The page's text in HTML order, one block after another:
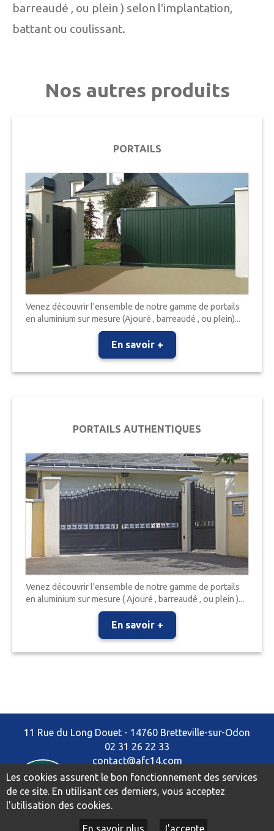
barreaudé , ou plein ) selon l'implantation,
battant ou coulissant.
Nos autres produits
PORTAILS
Venez découvrir l'ensemble de notre gamme de portails
en aluminium sur mesure (Ajouré , barreaudé , ou plein)...
En savoir +
PORTAILS AUTHENTIQUES
Venez découvrir l'ensemble de notre gamme de portails
en aluminium sur mesure ( Ajouré , barreaudé , ou plein )...
En savoir +
11 Rue du Long Douet - 14760 Bretteville-sur-Odon
02 31 26 22 33
contact@afc14.com
Mentions légales
Données personnelles
Les cookies assurent le bon fonctionnement des services
de ce site. En utilisant ces derniers, vous acceptez
l'utilisation des cookies.
En savoir plus J'accepte